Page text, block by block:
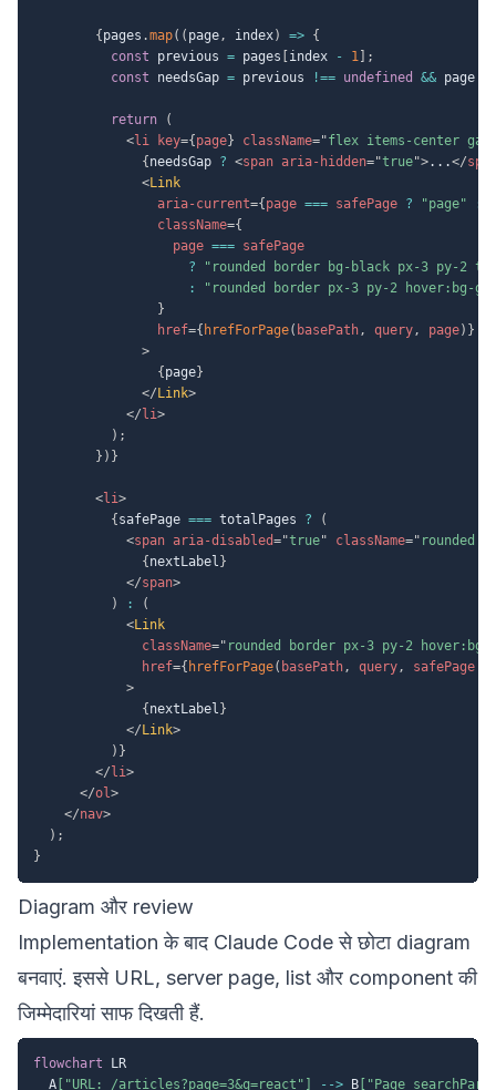
{ pages .map( ( page, index) => {
const previous = pages index - 1
;
const needsGap = previous !== undefined && page
return
(
<li key={ page} className="flex items-center
{ needsGap ? <span aria-hidden="true">...</
<Link
aria-current={ page === safePage ? "page"
className={
                  page
=== safePage
?
"rounded border bg-black px-3 py-2
:
"rounded border px-3 py-2 hover:bg-
}
href={ hrefForPage( basePath, query, page) }
>
{ page}
</ Link>
</ li>
) ;
} ) }
<li>
{ safePage === totalPages ?
(
<span aria-disabled="true" className=" rounded
{ nextLabel }
</span>
)
:
(
<Link
className=" rounded border px-3 py-2 hover:bg-
href={ hrefForPage( basePath, query, safePage
>
{ nextLabel }
</ Link>
) }
</ li>
</ol>
</nav>
) ;
}
Diagram और review
Implementation के बाद Claude Code से छोटा diagram
बनवाएं. इससे URL, server page, list और component की
जिम्मेदारियां साफ दिखती हैं.
flowchart LR
  A
["URL: /articles?page=3&q=react"] --> B ["Page